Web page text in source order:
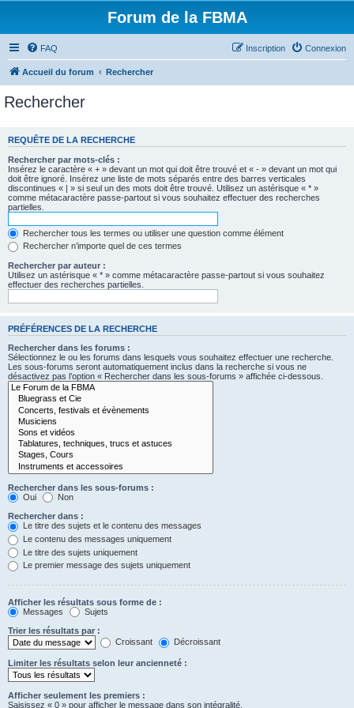
Forum de la FBMA
FAQ Connexion
Inscription
Accueil du forum Rechercher
Rechercher
REQUÊTE DE LA RECHERCHE
Rechercher par mots-clés :
Insérez le caractère « + » devant un mot qui doit être trouvé et « - » devant un mot qui
doit être ignoré. Insérez une liste de mots séparés entre des barres verticales
discontinues « | » si seul un des mots doit être trouvé. Utilisez un astérisque « * »
comme métacaractère passe-partout si vous souhaitez effectuer des recherches
partielles.
Rechercher tous les termes ou utiliser une question comme élément
Rechercher n’importe quel de ces termes
Rechercher par auteur :
Utilisez un astérisque « * » comme métacaractère passe-partout si vous souhaitez
effectuer des recherches partielles.
PRÉFÉRENCES DE LA RECHERCHE
Rechercher dans les forums :
Sélectionnez le ou les forums dans lesquels vous souhaitez effectuer une recherche.
Les sous-forums seront automatiquement inclus dans la recherche si vous ne
désactivez pas l’option « Rechercher dans les sous-forums » affichée ci-dessous.
Rechercher dans les sous-forums :
Oui
Non
Rechercher dans :
Le titre des sujets et le contenu des messages
Le contenu des messages uniquement
Le titre des sujets uniquement
Le premier message des sujets uniquement
Afficher les résultats sous forme de :
Messages
Sujets
Trier les résultats par :
Croissant
Décroissant
Limiter les résultats selon leur ancienneté :
Afficher seulement les premiers :
Saisissez « 0 » pour afficher le message dans son intégralité.